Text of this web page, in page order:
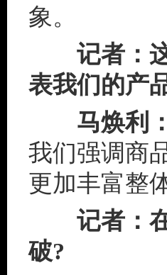
象。
记者：这
表我们的产
马焕利：
我们强调商
更加丰富整
记者：在
破?